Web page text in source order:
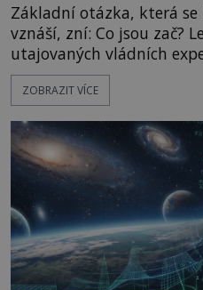
Základní otázka, která se
vznáší, zní: Co jsou zač?
utajovaných vládních
vesmírné lodě plnící na
Skokani mezi
možnostech již desítky
vědci, ufologo
ZOBRAZIT VÍCE